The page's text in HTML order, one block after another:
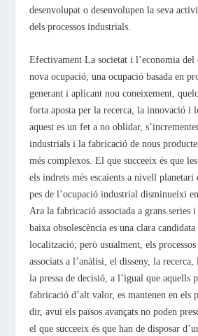
desenvolupat o desenvolupen la seva
dels processos industrials.
Efectivament La societat i l’economia del
nova ocupació, una ocupació basada en
generant i aplicant nou coneixement,
forta aposta per la recerca, la innovació i
aquest es un fet a no oblidar,
industrials i la fabricació de nous
més complexos. El que succeeix és que
els indrets més escaients a nivell
pes de l’ocupació industrial disminueixi en
Ara la fabricació associada a grans series
baixa obsolescència es una clara
localització; però usualment, els
associats a l’anàlisi, el disseny, la
la pressa de decisió, a l’igual que aquells
fabricació d’alt valor, es mantenen en els
dir, avui els països avançats no poden
el que succeeix és que han de disposar